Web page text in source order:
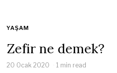
YAŞAM
Zefir ne demek?
20 Ocak 2020 1 min read